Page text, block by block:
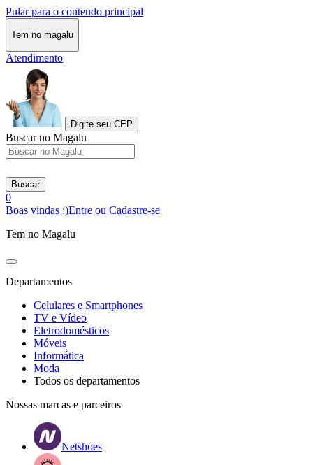
Pular para o conteudo principal
Tem no magalu
Atendimento
Digite seu CEP
Buscar no Magalu
Buscar
0
Boas vindas :)Entre ou Cadastre-se
Tem no Magalu
Departamentos
Celulares e Smartphones
TV e Vídeo
Eletrodomésticos
Móveis
Informática
Moda
Todos os departamentos
Nossas marcas e parceiros
Netshoes